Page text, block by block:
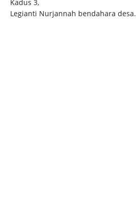
Kadus 3,
Legianti Nurjannah bendahara desa.